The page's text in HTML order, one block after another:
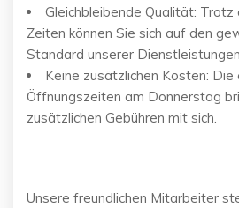
Gleichbleibende Qualität:
Zeiten können Sie sich auf den
Standard unserer
Keine zusätzlichen Kosten:
Öffnungszeiten am Donnerstag
zusätzlichen Gebühren mit sich.
Unsere freundlichen Mitarbeiter